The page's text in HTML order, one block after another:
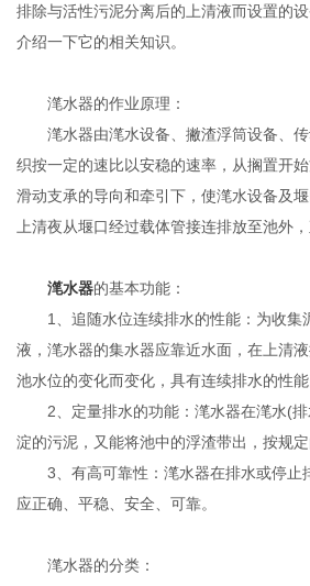
排除与活性污泥分离后的上清液而设置的
介绍一下它的相关知识。
滗水器的作业原理：
滗水器由滗水设备、撇渣浮筒设备、传
织按一定的速比以安稳的速率，从搁置开
滑动支承的导向和牵引下，使滗水设备及
上清夜从堰口经过载体管接连排放至池外
滗水器的基本功能：
1、追随水位连续排水的性能：为收集
液，滗水器的集水器应靠近水面，在上清
池水位的变化而变化，具有连续排水的性能
2、定量排水的功能：滗水器在滗水(排
淀的污泥，又能将池中的浮渣带出，按规定
3、有高可靠性：滗水器在排水或停止
应正确、平稳、安全、可靠。
滗水器的分类：